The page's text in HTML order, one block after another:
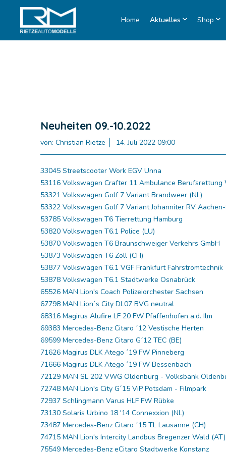
Home Shop
Produktsortiment
□
□
□
□
□
□
□
□
Ribu
Lackiererei
Auszeichnungen
Neuheiten 09.-10.2022
von: Christian Rietze 14. Juli 2022 09:00
33045 Streetscooter Work EGV Unna
53116 Volkswagen Crafter 11 Ambulance
53321 Volkswagen Golf 7 Variant Brandweer (NL)
53322 Volkswagen Golf 7 Variant Johanniter RV
53785 Volkswagen T6 Tierrettung Hamburg
53820 Volkswagen T6.1 Police (LU)
53870 Volkswagen T6 Braunschweiger Verkehrs GmbH
53873 Volkswagen T6 Zoll (CH)
53877 Volkswagen T6.1 VGF Frankfurt Fahrstromtechnik
53878 Volkswagen T6.1 Stadtwerke Osnabrück
65526 MAN Lion's Coach Polizeiorchester Sachsen
67798 MAN Lion´s City DL07 BVG neutral
68316 Magirus Alufire LF 20 FW Pfaffenhofen a.d. Ilm
69383 Mercedes-Benz Citaro ´12 Vestische Herten
69599 Mercedes-Benz Citaro G´12 TEC (BE)
71626 Magirus DLK Atego ´19 FW Pinneberg
71666 Magirus DLK Atego ´19 FW Bessenbach
72129 MAN SL 202 VWG Oldenburg - Volksbank
72748 MAN Lion's City G´15 ViP Potsdam - Filmpark
72937 Schlingmann Varus HLF FW Rübke
73130 Solaris Urbino 18 '14 Connexxion (NL)
73487 Mercedes-Benz Citaro ´15 TL Lausanne (CH)
74715 MAN Lion's Intercity Landbus Bregenzer Wald
75549 Mercedes-Benz eCitaro Stadtwerke Konstanz